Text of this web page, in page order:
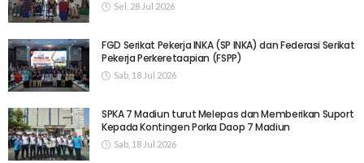
Sel, 28 Jul 2026
FGD Serikat Pekerja INKA (SP INKA) dan Federasi Serikat
Pekerja Perkeretaapian (FSPP)
Sab, 18 Jul 2026
SPKA 7 Madiun turut Melepas dan Memberikan Suport
Kepada Kontingen Porka Daop 7 Madiun
Sab, 18 Jul 2026